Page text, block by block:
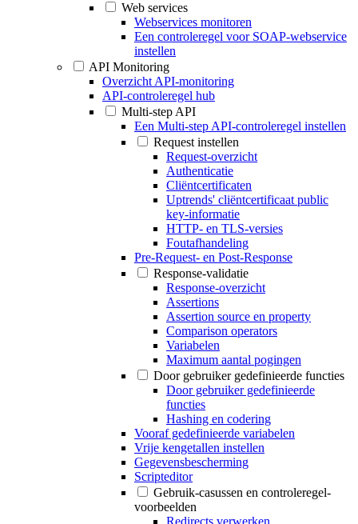
Web services
Webservices monitoren
Een controleregel voor SOAP-webservice
instellen
API Monitoring
Overzicht API-monitoring
API-controleregel hub
Multi-step API
Een Multi-step API-controleregel instellen
Request instellen
Request-overzicht
Authenticatie
Cliëntcertificaten
Uptrends' cliëntcertificaat public
key-informatie
HTTP- en TLS-versies
Foutafhandeling
Pre-Request- en Post-Response
Response-validatie
Response-overzicht
Assertions
Assertion source en property
Comparison operators
Variabelen
Maximum aantal pogingen
Door gebruiker gedefinieerde functies
Door gebruiker gedefinieerde
functies
Hashing en codering
Vooraf gedefinieerde variabelen
Vrije kengetallen instellen
Gegevensbescherming
Scripteditor
Gebruik-casussen en controleregel-
voorbeelden